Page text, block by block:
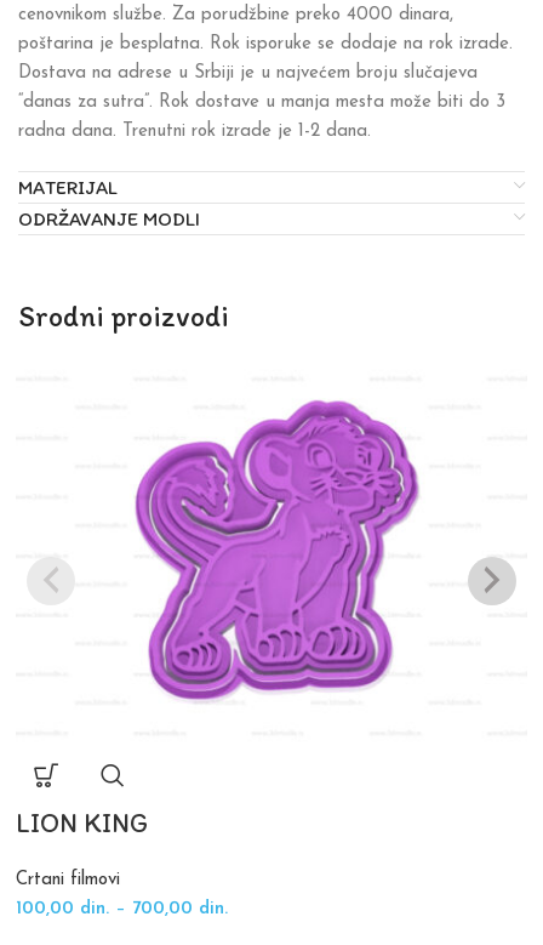
cenovnikom službe. Za porudžbine preko 4000 dinara,
poštarina je besplatna. Rok isporuke se dodaje na rok izrade.
Dostava na adrese u Srbiji je u najvećem broju slučajeva
“danas za sutra”. Rok dostave u manja mesta može biti do 3
radna dana. Trenutni rok izrade je 1-2 dana.
MATERIJAL
ODRŽAVANJE MODLI
Srodni proizvodi
LION KING
Crtani filmovi
100,00 din. – 700,00 din.